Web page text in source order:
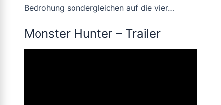
Bedrohung sondergleichen auf die vier…
Monster Hunter – Trailer